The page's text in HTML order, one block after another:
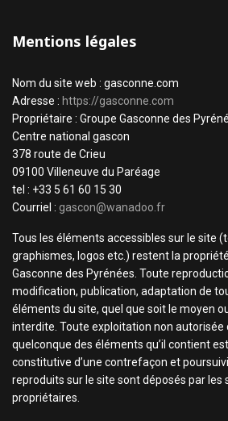
Mentions légales
Nom du site web : gasconne.com
Adresse : https://gasconne.com
Propriétaire : Groupe Gasconne des
Centre national gascon
378 route de Crieu
09100 Villeneuve du Paréage
tel : +33 5 61 60 15 30
Courriel : gascon@wanadoo.fr
Tous les éléments accessibles sur le site
graphismes, logos etc.) restent la
Gasconne des Pyrénées. Toute
modification, publication, adaptation de
éléments du site, quel que soit le moyen
interdite. Toute exploitation non autorisée
quelconque des éléments qu’il contient
constitutive d’une contrefaçon et
reproduits sur le site sont déposés par les
propriétaires.